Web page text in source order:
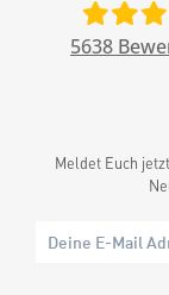
5638
Meldet Euch